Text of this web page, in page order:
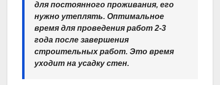
для постоянного проживания, его
нужно утеплять. Оптимальное
время для проведения работ 2-3
года после завершения
строительных работ. Это время
уходит на усадку стен.